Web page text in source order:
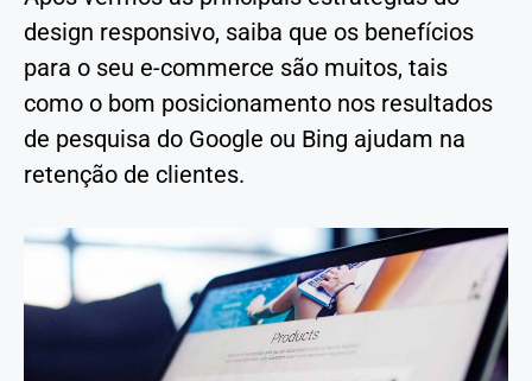
design responsivo, saiba que os benefícios
para o seu e-commerce são muitos, tais
como o bom posicionamento nos resultados
de pesquisa do Google ou Bing ajudam na
retenção de clientes.